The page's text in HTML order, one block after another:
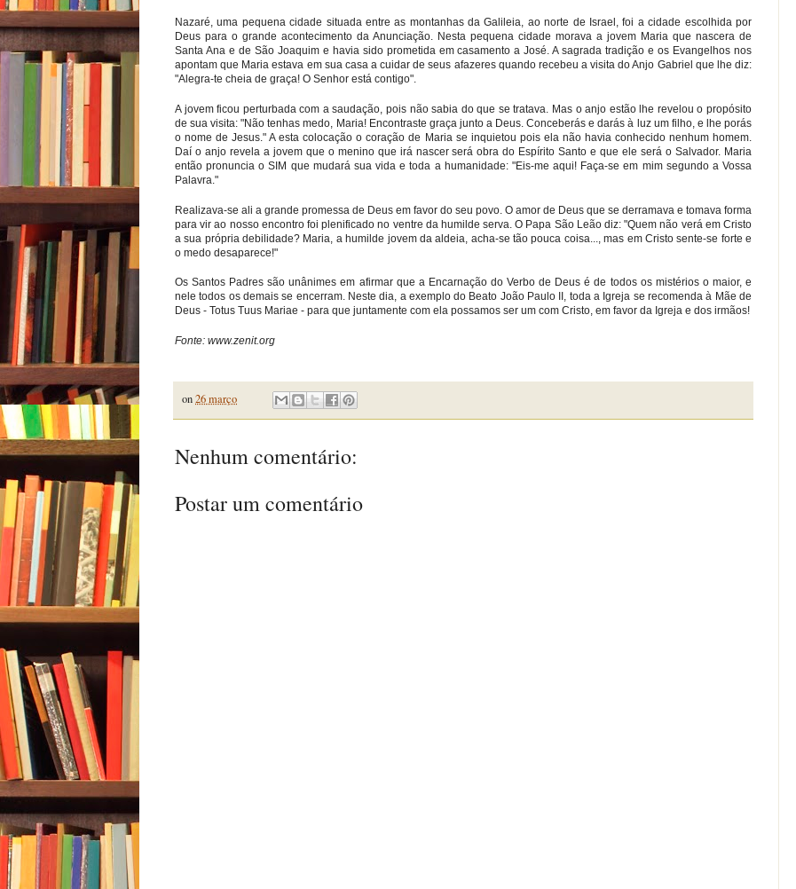
Nazaré, uma pequena cidade situada entre as montanhas da Galileia, ao norte de Israel, foi a cidade escolhida por
Deus para o grande acontecimento da Anunciação. Nesta pequena cidade morava a jovem Maria que nascera de
Santa Ana e de São Joaquim e havia sido prometida em casamento a José. A sagrada tradição e os Evangelhos nos
apontam que Maria estava em sua casa a cuidar de seus afazeres quando recebeu a visita do Anjo Gabriel que lhe diz:
"Alegra-te cheia de graça! O Senhor está contigo".
A jovem ficou perturbada com a saudação, pois não sabia do que se tratava. Mas o anjo estão lhe revelou o propósito
de sua visita: "Não tenhas medo, Maria! Encontraste graça junto a Deus. Conceberás e darás à luz um filho, e lhe porás
o nome de Jesus." A esta colocação o coração de Maria se inquietou pois ela não havia conhecido nenhum homem.
Daí o anjo revela a jovem que o menino que irá nascer será obra do Espírito Santo e que ele será o Salvador. Maria
então pronuncia o SIM que mudará sua vida e toda a humanidade: "Eis-me aqui! Faça-se em mim segundo a Vossa
Palavra."
Realizava-se ali a grande promessa de Deus em favor do seu povo. O amor de Deus que se derramava e tomava forma
para vir ao nosso encontro foi plenificado no ventre da humilde serva. O Papa São Leão diz: "Quem não verá em Cristo
a sua própria debilidade? Maria, a humilde jovem da aldeia, acha-se tão pouca coisa..., mas em Cristo sente-se forte e
o medo desaparece!"
Os Santos Padres são unânimes em afirmar que a Encarnação do Verbo de Deus é de todos os mistérios o maior, e
nele todos os demais se encerram. Neste dia, a exemplo do Beato João Paulo II, toda a Igreja se recomenda à Mãe de
Deus - Totus Tuus Mariae - para que juntamente com ela possamos ser um com Cristo, em favor da Igreja e dos irmãos!
Fonte: www.zenit.org
on26 março
Nenhum comentário:
Postar um comentário